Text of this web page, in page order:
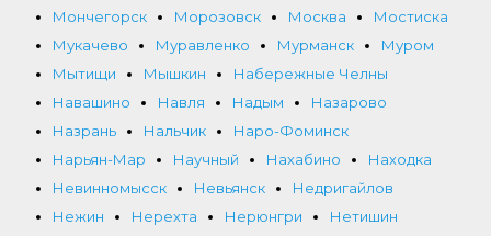
Мончегорск
Морозовск Москва
Мостиска
Мукачево
Муравленко Мурманск
Муром
Мытищи
Мышкин
Набережные Челны
Навашино
Навля Надым
Назарово
Назрань
Нальчик
Наро-Фоминск
Нарьян-Мар
Научный Нахабино
Находка
Невинномысск
Невьянск
Недригайлов
Нежин
Нерехта Нерюнгри
Нетишин